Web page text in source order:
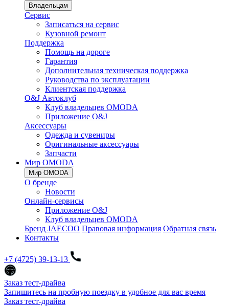
Владельцам
Сервис
Записаться на сервис
Кузовной ремонт
Поддержка
Помощь на дороге
Гарантия
Дополнительная техническая поддержка
Руководства по эксплуатации
Клиентская поддержка
O&J Автоклуб
Клуб владельцев OMODA
Приложение O&J
Аксессуары
Одежда и сувениры
Оригинальные аксессуары
Запчасти
Мир OMODA
Мир OMODA
О бренде
Новости
Онлайн-сервисы
Приложение O&J
Клуб владельцев OMODA
Бренд JAECOO Правовая информация Обратная связь
Контакты
+7 (4725) 39-13-13
Заказ тест-драйва
Запишитесь на пробную поездку в удобное для вас время
Заказ тест-драйва